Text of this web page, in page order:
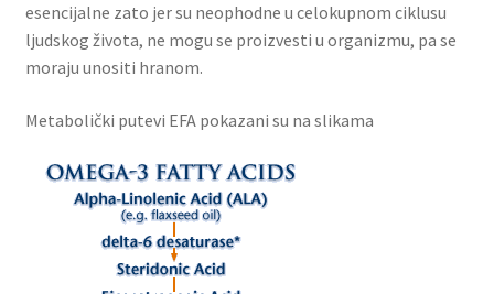
esencijalne zato jer su neophodne u celokupnom ciklusu
ljudskog života, ne mogu se proizvesti u organizmu, pa se
moraju unositi hranom.
Metabolički putevi EFA pokazani su na slikama